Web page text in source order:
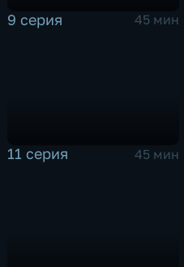
9 серия 45 мин
11 серия 45 мин